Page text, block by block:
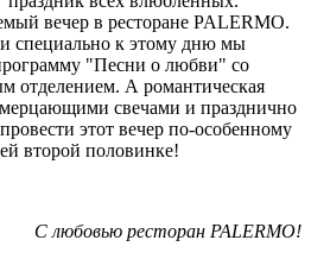
вечер в ресторане PALERMO.
специально к этому дню мы
"Песни о любви" со
отделением. А романтическая
мерцающими свечами и празднично
этот вечер по-особенному
второй половинке!
С любовью ресторан PALERMO!